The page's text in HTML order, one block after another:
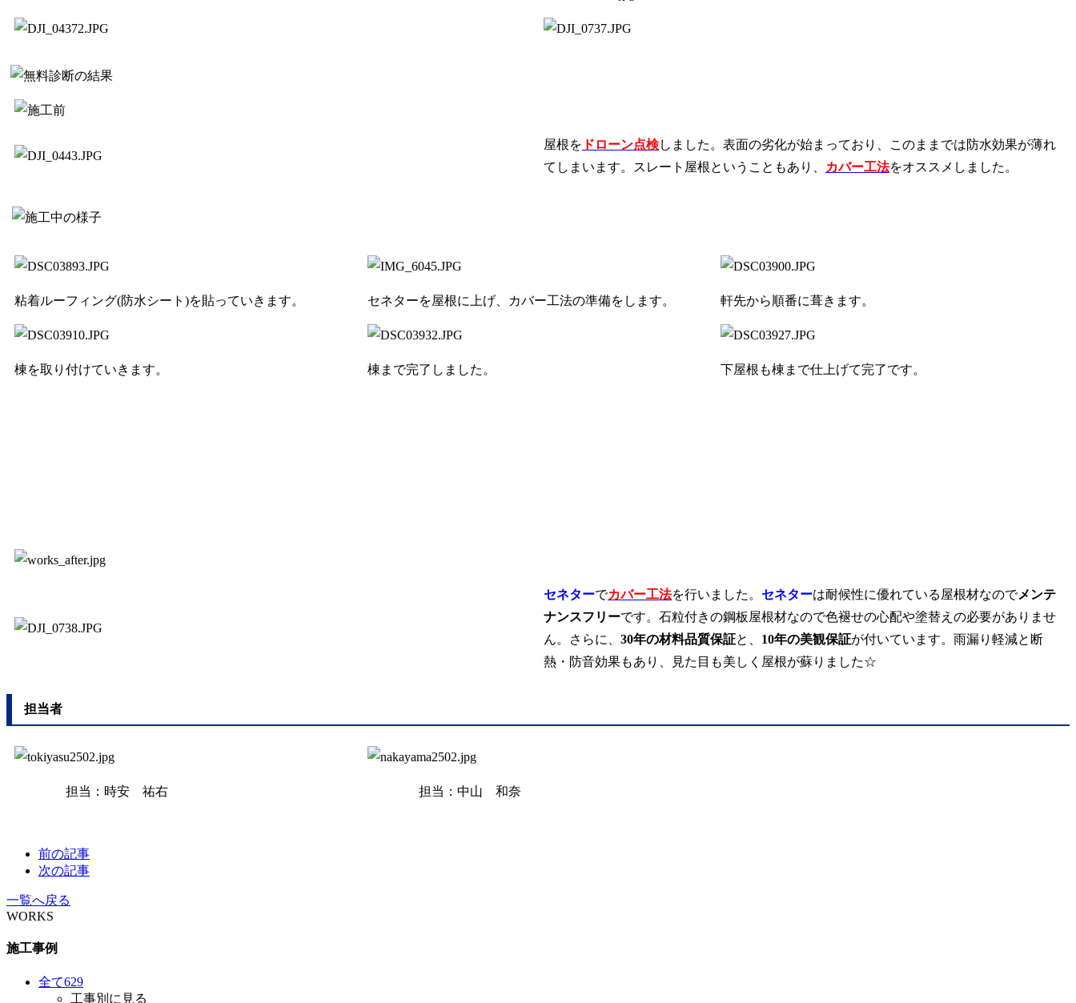
屋根を ドローン点検しました。表面の劣化が始まっており、このままでは防水効果が薄れ
てしまいます。スレート屋根ということもあり、
カバー工法をオススメしました。
粘着ルーフィング(防水シート)を貼っていきます。 セネターを屋根に上げ、カバー工法の準備をします。 軒先から順番に葺きます。
棟を取り付けていきます。 棟まで完了しました。 下屋根も棟まで仕上げて完了です。
セネターでカバー工法を行いました。 セネターは耐候性に優れている屋根材なのでメンテ
ナンスフリーです。石粒付きの鋼板屋根材なので色褪せの心配や塗替えの必要がありませ
ん。さらに、 30年の材料品質保証と、 10年の美観保証が付いています。雨漏り軽減と断
熱・防音効果もあり、見た目も美しく屋根が蘇りました☆
担当者
担当：時安 祐右 担当：中山 和奈
前の記事
次の記事
一覧へ戻る
WORKS
施工事例
全て629
工事別に見る